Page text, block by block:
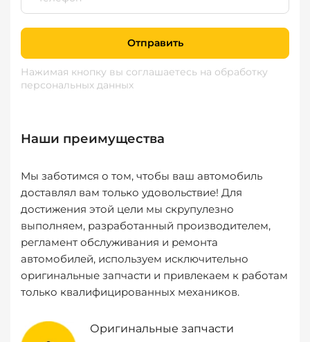
Отправить
Нажимая кнопку вы соглашаетесь на обработку
персональных данных
Наши преимущества
Мы заботимся о том, чтобы ваш автомобиль
доставлял вам только удовольствие! Для
достижения этой цели мы скрупулезно
выполняем, разработанный производителем,
регламент обслуживания и ремонта
автомобилей, используем исключительно
оригинальные запчасти и привлекаем к работам
только квалифицированных механиков.
Оригинальные запчасти